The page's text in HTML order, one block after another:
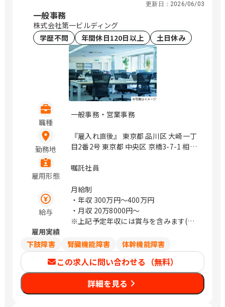
明治安田生命川越ビル2階 草加市高砂2-
央区本千葉町3-1 明治安田生命千葉ビル
2階 木更津市大和1-1-15 木更津カイセ
イビル2階 船橋市本町2-4-10 明治安田
生命船橋ビル2階 柏市末広町14-1 ＳＫ
柏ビル5階 成田市花崎町801 成田ＴＴビ
ル3階 北海道 旭川市三条通9丁目左1号
旭川三条緑橋ビル6階 苫小牧市表町2-1-
14 王子不動産第3ビル4階 函館市若松町
2-5 明治安田生命函館ビル1階 釧路市北
戸市三日町2 明治安田生命八戸ビル5階
山形 山形市香澄町2-2-36 山形センター
山2階 いわき市平大町7-2 明治安田生命
明治安田生命水戸南町ビル3階 つくば市
学園南2-8-3つくばシティア・トワビル
3階 群馬 太田市飯田町1005-2 太田東京
海上日動ビルディング4階 新潟 新潟市中
央区東大通1-3-8明治安田生命新潟駅前
ビル4階 富山 富山市宝町1-3-10 明治安
田生命富山ビル11階 石川 金沢市広岡2-
13-33 JR金沢駅西第三NKビル5階 福井
福井市大手2-7-15 明治安田生命福井ビ
ル11階 長野 長野市新田町1508-2 明治安
田生命長野ビル4階 松本市大手3-4-5明
・年収2,534,000円（月給181,000円）
更新日： 2026/06/03
一般事務
株式会社第一ビルディング
学歴不問
年間休日120日以上 土日休み
職種
一般事務・営業事務
勤務地
『雇入れ直後』 東京都 品川区 大崎一丁
目2番2号 東京都 中央区 京橋3-7-1 相互
堀川町580 ソリッドスクエア西館 1階 長
命ビルディング 6階 静岡県 静岡市駿河
区 南町18-1 サウスポット静岡 13階 広
島県 広島市南区 比治山本町16-35 広島
産業文化センター 12階 大阪府 大阪市淀
ィング 7階 福岡県 福岡市博多区 店屋町
8-24 九勧呉服町ビル 5階 鹿児島県 鹿児
島市 中央町9-1 鹿児島中央第一生命ビル
ディング 6階 / 大崎、京橋、川崎、松
本、静岡、南区役所前、新大阪、鹿児島
中央
雇用形態
嘱託社員
給与
月給制
・年収 300万円〜400万円
・月収 20万8000円〜
※上記予定年収には賞与を含みます(実
※上記給与は目安のため、スキル・経験
等により決定します。
雇用実績
下肢障害
腎臓機能障害 体幹機能障害
この求人に問い合わせる（無料）
詳細を見る